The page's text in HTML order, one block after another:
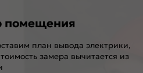
помещения
план вывода электрики,
замера вычитается из